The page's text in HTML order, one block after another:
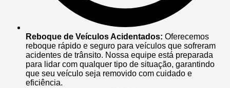
Reboque de Veículos Acidentados: Oferecemos
reboque rápido e seguro para veículos que sofreram
acidentes de trânsito. Nossa equipe está preparada
para lidar com qualquer tipo de situação, garantindo
que seu veículo seja removido com cuidado e
eficiência.